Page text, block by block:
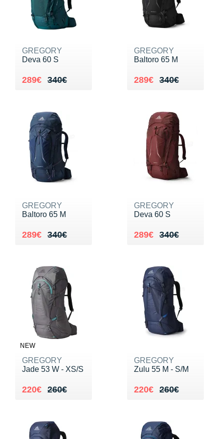
GREGORY
Deva 60 S
340€
Au lieu de 340€
289€
Vendu 289€
GREGORY
Baltoro 65 M
340€
Au lieu de 340€
289€
Vendu 289€
GREGORY
Baltoro 65 M
340€
Au lieu de 340€
289€
Vendu 289€
GREGORY
Deva 60 S
340€
Au lieu de 340€
289€
Vendu 289€
NEW
GREGORY
Jade 53 W - XS/S
260€
Au lieu de 260€
220€
Vendu 220€
GREGORY
Zulu 55 M - S/M
260€
Au lieu de 260€
220€
Vendu 220€
Suunto
Ta Energy
Thuasne
Under Armour
X-Bionic
X-Socks
+ Voir toutes les marques